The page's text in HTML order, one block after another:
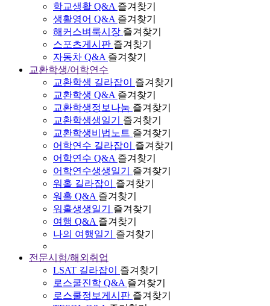
학교생활 Q&A 즐겨찾기
생활영어 Q&A 즐겨찾기
해커스벼룩시장 즐겨찾기
스포츠게시판 즐겨찾기
자동차 Q&A 즐겨찾기
교환학생/어학연수
교환학생 길라잡이
즐겨찾기
교환학생 Q&A 즐겨찾기
교환학생정보나눔 즐겨찾기
교환학생생일기
즐겨찾기
교환학생비법노트 즐겨찾기
어학연수 길라잡이
즐겨찾기
어학연수 Q&A 즐겨찾기
어학연수생생일기
즐겨찾기
워홀 길라잡이
즐겨찾기
워홀 Q&A 즐겨찾기
워홀생생일기
즐겨찾기
여행 Q&A 즐겨찾기
나의 여행일기
즐겨찾기
전문시험/해외취업
LSAT 길라잡이
즐겨찾기
로스쿨진학 Q&A 즐겨찾기
로스쿨정보게시판 즐겨찾기